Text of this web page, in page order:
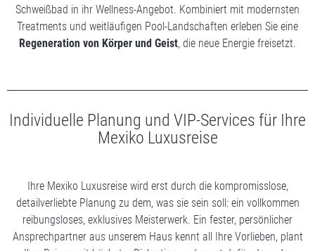
Schweißbad in ihr Wellness-Angebot. Kombiniert mit modernsten
Treatments und weitläufigen Pool-Landschaften erleben Sie eine
Regeneration von Körper und Geist, die neue Energie freisetzt.
Individuelle Planung und VIP-Services für Ihre
Mexiko Luxusreise
Ihre Mexiko Luxusreise wird erst durch die kompromisslose,
detailverliebte Planung zu dem, was sie sein soll: ein vollkommen
reibungsloses, exklusives Meisterwerk. Ein fester, persönlicher
Ansprechpartner aus unserem Haus kennt all Ihre Vorlieben, plant